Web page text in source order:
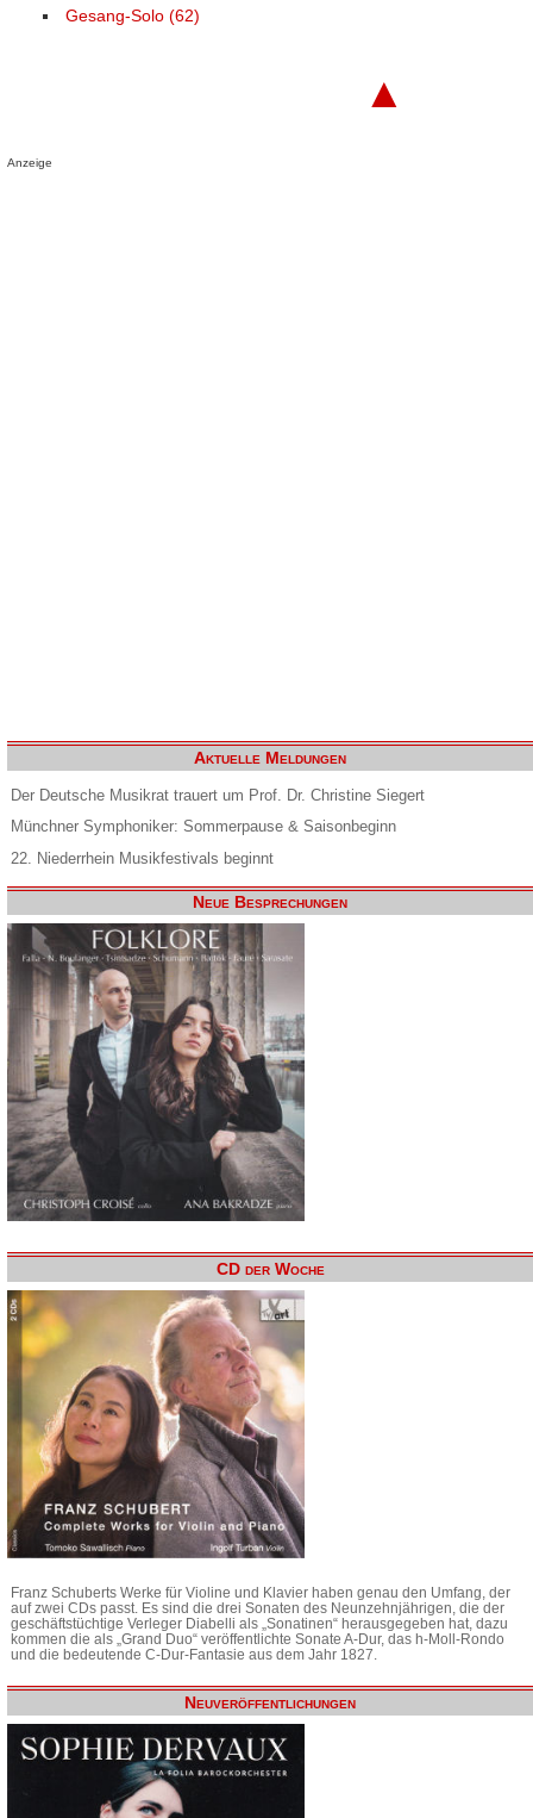
Gesang-Solo (62)
▲
Anzeige
Aktuelle Meldungen
Der Deutsche Musikrat trauert um Prof. Dr. Christine Siegert
Münchner Symphoniker: Sommerpause & Saisonbeginn
22. Niederrhein Musikfestivals beginnt
Neue Besprechungen
CD der Woche
Franz Schuberts Werke für Violine und Klavier haben genau den Umfang, der
auf zwei CDs passt. Es sind die drei Sonaten des Neunzehnjährigen, die der
geschäftstüchtige Verleger Diabelli als „Sonatinen“ herausgegeben hat, dazu
kommen die als „Grand Duo“ veröffentlichte Sonate A-Dur, das h-Moll-Rondo
und die bedeutende C-Dur-Fantasie aus dem Jahr 1827.
Neuveröffentlichungen